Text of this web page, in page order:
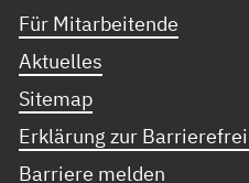
Für Mitarbeitende
Aktuelles
Sitemap
Erklärung zur
Barriere melden